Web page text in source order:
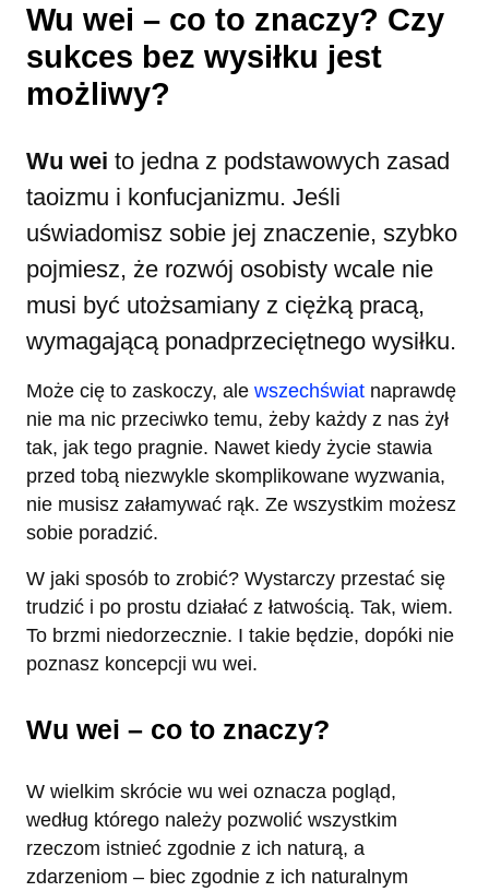
Wu wei – co to znaczy? Czy
sukces bez wysiłku jest
możliwy?
Wu wei to jedna z podstawowych zasad
taoizmu i konfucjanizmu. Jeśli
uświadomisz sobie jej znaczenie, szybko
pojmiesz, że rozwój osobisty wcale nie
musi być utożsamiany z ciężką pracą,
wymagającą ponadprzeciętnego wysiłku.
Może cię to zaskoczy, ale wszechświat naprawdę
nie ma nic przeciwko temu, żeby każdy z nas żył
tak, jak tego pragnie. Nawet kiedy życie stawia
przed tobą niezwykle skomplikowane wyzwania,
nie musisz załamywać rąk. Ze wszystkim możesz
sobie poradzić.
W jaki sposób to zrobić? Wystarczy przestać się
trudzić i po prostu działać z łatwością. Tak, wiem.
To brzmi niedorzecznie. I takie będzie, dopóki nie
poznasz koncepcji wu wei.
Wu wei – co to znaczy?
W wielkim skrócie wu wei oznacza pogląd,
według którego należy pozwolić wszystkim
rzeczom istnieć zgodnie z ich naturą, a
zdarzeniom – biec zgodnie z ich naturalnym